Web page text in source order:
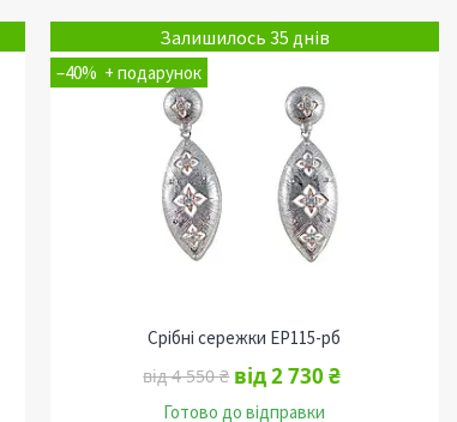
Залишилось 35 днів
–40%
Срібні сережки EP115-рб
від 4 550 ₴ від 2 730 ₴
Готово до відправки